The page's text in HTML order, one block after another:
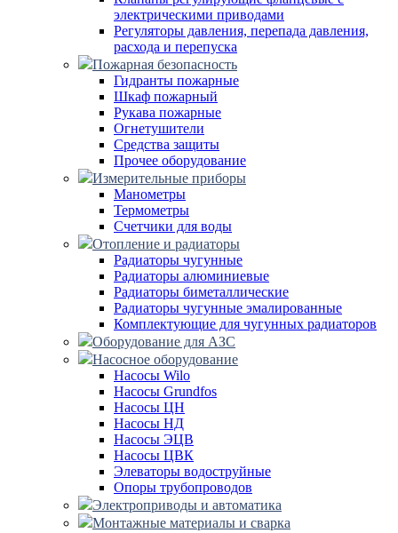
электрическими приводами
Регуляторы давления, перепада давления,
расхода и перепуска
Пожарная безопасность
Гидранты пожарные
Шкаф пожарный
Рукава пожарные
Огнетушители
Средства защиты
Прочее оборудование
Измерительные приборы
Манометры
Термометры
Счетчики для воды
Отопление и радиаторы
Радиаторы чугунные
Радиаторы алюминиевые
Радиаторы биметаллические
Радиаторы чугунные эмалированные
Комплектующие для чугунных радиаторов
Оборудование для АЗС
Насосное оборудование
Насосы Wilo
Насосы Grundfos
Насосы ЦН
Насосы НД
Насосы ЭЦВ
Насосы ЦВК
Элеваторы водоструйные
Опоры трубопроводов
Электроприводы и автоматика
Монтажные материалы и сварка